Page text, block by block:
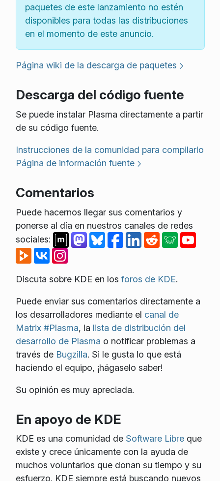
paquetes de este lanzamiento no estén
disponibles para todas las distribuciones
en el momento de este anuncio.
Página wiki de la descarga de paquetes
Descarga del código fuente
Se puede instalar Plasma directamente a partir
de su código fuente.
Instrucciones de la comunidad para compilarlo
Página de información fuente
Comentarios
Puede hacernos llegar sus comentarios y
ponerse al día en nuestros canales de redes
sociales:
Discuta sobre KDE en los foros de KDE.
Puede enviar sus comentarios directamente a
los desarrolladores mediante el canal de
Matrix #Plasma, la lista de distribución del
desarrollo de Plasma o notificar problemas a
través de Bugzilla. Si le gusta lo que está
haciendo el equipo, ¡hágaselo saber!
Su opinión es muy apreciada.
En apoyo de KDE
KDE es una comunidad de Software Libreque
existe y crece únicamente con la ayuda de
muchos voluntarios que donan su tiempo y su
esfuerzo. KDE siempre está buscando nuevos